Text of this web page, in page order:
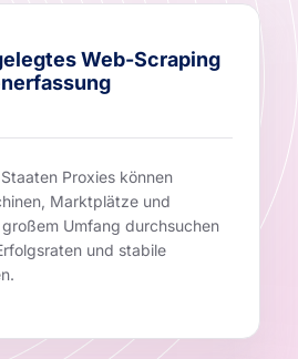
Web-Scraping
Proxies können
Marktplätze und
Umfang durchsuchen
und stabile